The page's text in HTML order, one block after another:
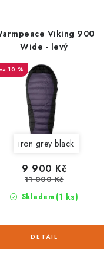
Viking 900
Wide - levý
10 %
iron grey black
Skladem (1 ks)
9 900 Kč
11 000 Kč